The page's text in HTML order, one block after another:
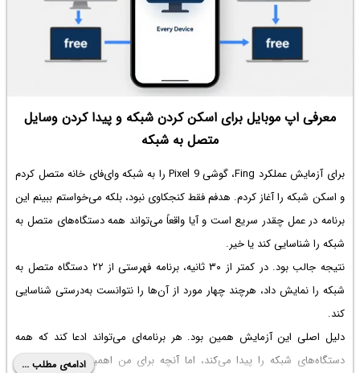
معرفی اپ موبایل برای اسکن کردن شبکه و پیدا کردن وسایل
متصل به شبکه
برای آزمایش عملکرد Fing، گوشی Pixel 9 را به شبکه وای‌فای خانه متصل کردم
و اسکن شبکه را آغاز کردم. هدفم فقط کنجکاوی نبود، بلکه می‌خواستم ببینم این
برنامه در عمل چقدر سریع است و آیا واقعاً می‌تواند همه دستگاه‌های متصل به
شبکه را شناسایی کند یا خیر.
نتیجه جالب بود. در کمتر از ۳۰ ثانیه، برنامه فهرستی از ۲۲ دستگاه متصل به
شبکه را نمایش داد، هرچند چهار مورد از آن‌ها را نتوانست به‌درستی شناسایی
کند.
دلیل اصلی این آزمایش همین بود. هر برنامه‌ای می‌تواند ادعا کند که همه
دستگاه‌های شبکه را پیدا می‌کند، اما آنچه برای من اهمیت داشت، سرعت
ادامه‌ی مطلب ...